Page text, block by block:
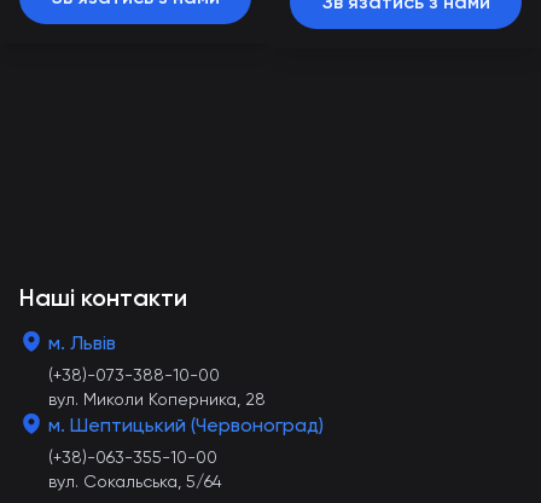
Наші контакти
м. Львів
(+38)-073-388-10-00
вул. Миколи Коперника, 28
м. Шептицький (Червоноград)
(+38)-063-355-10-00
вул. Сокальська, 5/64